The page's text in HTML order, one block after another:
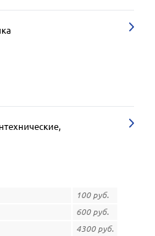
100 руб.
600 руб.
4300 руб.